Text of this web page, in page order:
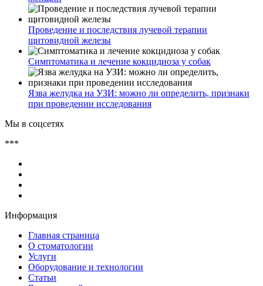
Проведение и последствия лучевой терапии
щитовидной железы
Симптоматика и лечение кокцидиоза у собак
Язва желудка на УЗИ: можно ли определить, признаки
при проведении исследования
Мы в соцсетях
***
Информация
Главная страница
О стоматологии
Услуги
Оборудование и технологии
Статьи